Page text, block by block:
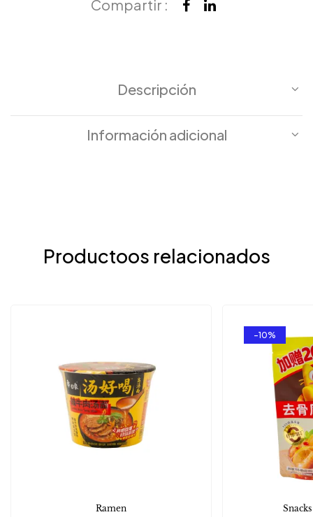
Compartir :
Descripción
Información adicional
Productoos relacionados
Ramen
-10%